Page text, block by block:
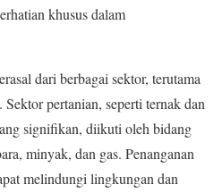
khusus dalam
dari berbagai sektor, terutama
pertanian, seperti ternak dan
signifikan, diikuti oleh bidang
minyak, dan gas. Penanganan
melindungi lingkungan dan